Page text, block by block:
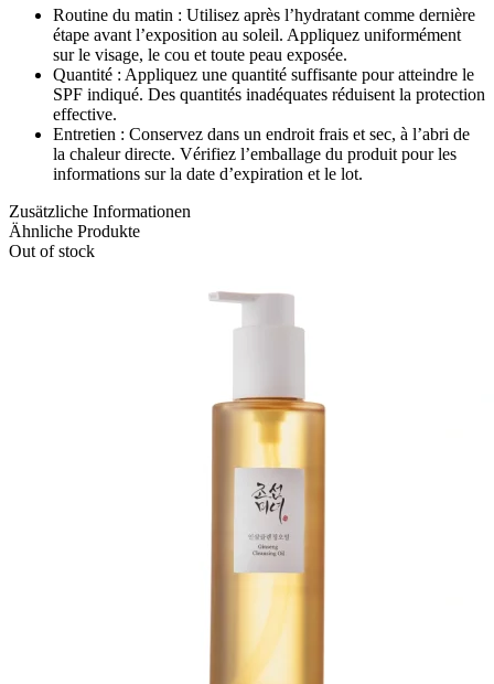
Routine du matin : Utilisez après l’hydratant comme dernière
étape avant l’exposition au soleil. Appliquez uniformément
sur le visage, le cou et toute peau exposée.
Quantité : Appliquez une quantité suffisante pour atteindre le
SPF indiqué. Des quantités inadéquates réduisent la protection
effective.
Entretien : Conservez dans un endroit frais et sec, à l’abri de
la chaleur directe. Vérifiez l’emballage du produit pour les
informations sur la date d’expiration et le lot.
Zusätzliche Informationen
Ähnliche Produkte
Out of stock